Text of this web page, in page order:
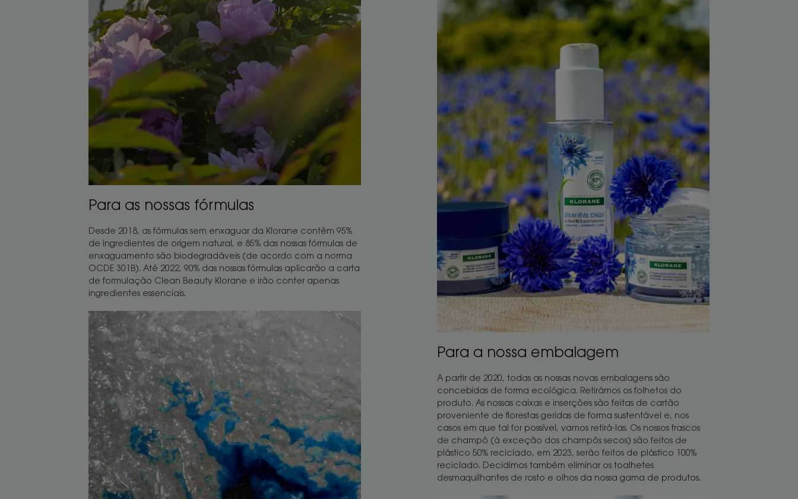
Para as nossas fórmulas
Desde 2018, as fórmulas sem enxaguar da Klorane contêm 95%
de ingredientes de origem natural, e 85% das nossas fórmulas de
enxaguamento são biodegradáveis (de acordo com a norma
OCDE 301B). Até 2022, 90% das nossas fórmulas aplicarão a carta
de formulação Clean Beauty Klorane e irão conter apenas
ingredientes essenciais.
Para a nossa embalagem
A partir de 2020, todas as nossas novas embalagens são
concebidas de forma ecológica. Retirámos os folhetos do
produto. As nossas caixas e inserções são feitas de cartão
proveniente de florestas geridas de forma sustentável e, nos
casos em que tal for possível, vamos retirá-las. Os nossos frascos
de champô (à exceção dos champôs secos) são feitos de
plástico 50% reciclado, em 2023, serão feitos de plástico 100%
reciclado. Decidimos também eliminar os toalhetes
desmaquilhantes de rosto e olhos da nossa gama de produtos.